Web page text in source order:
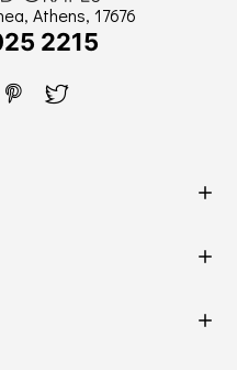
Athens, 17676
2215